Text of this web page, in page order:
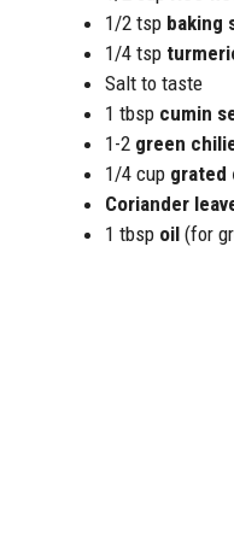
1/2 tsp baking
1/4 tsp
Salt to taste
1 tbsp cumin
1-2 green
1/4 cup grated
Coriander
1 tbsp oil (for